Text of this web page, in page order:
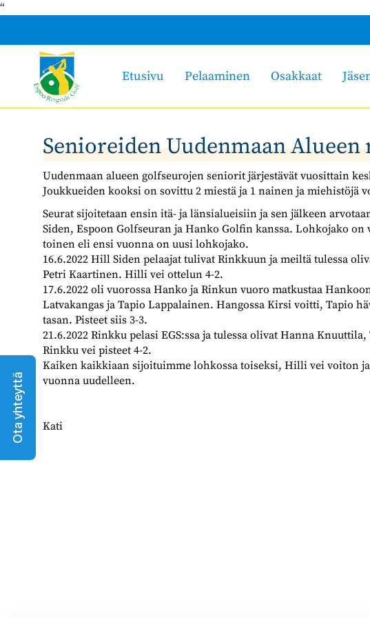
Ota yhteyttä
“
Etusivu Pelaaminen Osakkaat
Senioreiden Uudenmaan
Uudenmaan alueen golfseurojen seniorit järjestävät vuosittain
Joukkueiden kooksi on sovittu 2 miestä ja 1 nainen ja miehistöjä
Seurat sijoitetaan ensin itä- ja länsialueisiin ja sen jälkeen
Siden, Espoon Golfseuran ja Hanko Golfin kanssa. Lohkojako on
toinen eli ensi vuonna on uusi lohkojako.
16.6.2022 Hill Siden pelaajat tulivat Rinkkuun ja meiltä tulessa
Petri Kaartinen. Hilli vei ottelun 4-2.
17.6.2022 oli vuorossa Hanko ja Rinkun vuoro matkustaa
Latvakangas ja Tapio Lappalainen. Hangossa Kirsi voitti, Tapio
tasan. Pisteet siis 3-3.
21.6.2022 Rinkku pelasi EGS:ssa ja tulessa olivat Hanna
Rinkku vei pisteet 4-2.
Kaiken kaikkiaan sijoituimme lohkossa toiseksi, Hilli vei voiton
vuonna uudelleen.
Kati